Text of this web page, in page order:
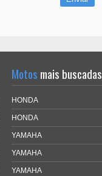
Motos mais buscadas
HONDA
HONDA
YAMAHA
YAMAHA
YAMAHA